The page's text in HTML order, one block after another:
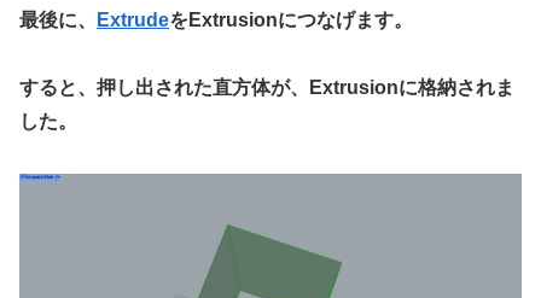
最後に、 ExtrudeをExtrusionにつなげます。
すると、押し出された直方体が、Extrusionに格納されま
した。